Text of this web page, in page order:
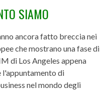
SIAMO
ancora fatto breccia nei
che mostrano una fase di
di Los Angeles appena
l'appuntamento di
nel mondo degli